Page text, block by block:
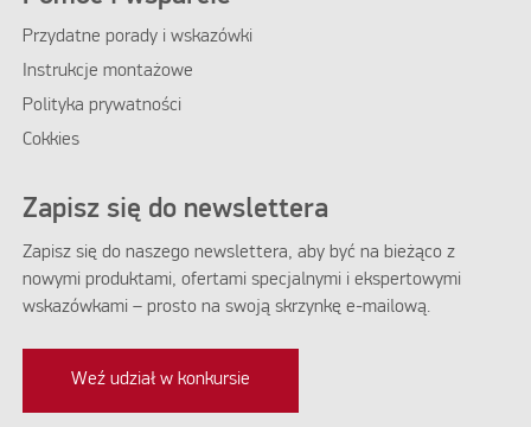
Przydatne porady i wskazówki
Instrukcje montażowe
Polityka prywatności
Cokkies
Zapisz się do newslettera
Zapisz się do naszego newslettera, aby być na bieżąco z
nowymi produktami, ofertami specjalnymi i ekspertowymi
wskazówkami – prosto na swoją skrzynkę e-mailową.
Weź udział w konkursie